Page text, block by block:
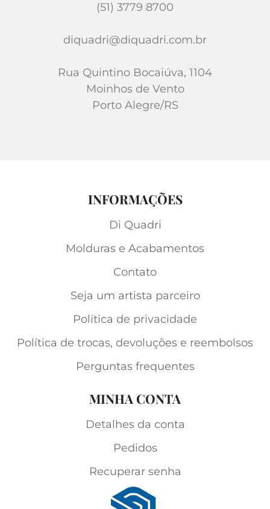
(51) 3779 8700
diquadri@diquadri.com.br
Rua Quintino Bocaiúva, 1104
Moinhos de Vento
Porto Alegre/RS
INFORMAÇÕES
Di Quadri
Molduras e Acabamentos
Contato
Seja um artista parceiro
Política de privacidade
Política de trocas, devoluções e reembolsos
Perguntas frequentes
MINHA CONTA
Detalhes da conta
Pedidos
Recuperar senha